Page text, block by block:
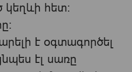
կեղևի հետ։
է օգտագործել
էլ սառը